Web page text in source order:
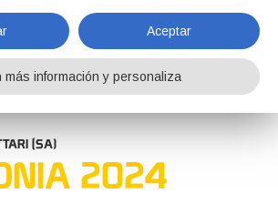
2024 - 03 NOVIEMBRE
(SA)
2024
Aceptar
más información y personaliza